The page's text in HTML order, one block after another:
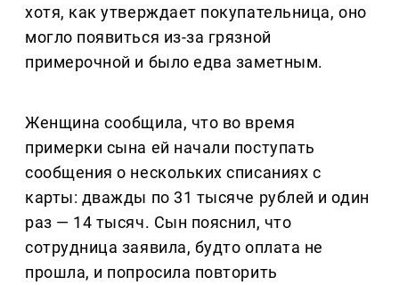
хотя, как утверждает покупательница, оно
могло появиться из-за грязной
примерочной и было едва заметным.
Женщина сообщила, что во время
примерки сына ей начали поступать
сообщения о нескольких списаниях с
карты: дважды по 31 тысяче рублей и один
раз — 14 тысяч. Сын пояснил, что
сотрудница заявила, будто оплата не
прошла, и попросила повторить